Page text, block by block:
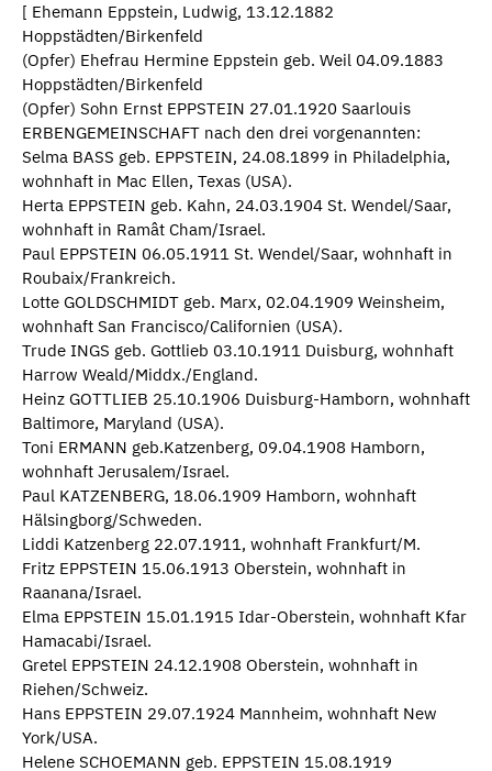
[ Ehemann Eppstein, Ludwig, 13.12.1882
Hoppstädten/Birkenfeld
(Opfer) Ehefrau Hermine Eppstein geb. Weil 04.09.1883
Hoppstädten/Birkenfeld
(Opfer) Sohn Ernst EPPSTEIN 27.01.1920 Saarlouis
ERBENGEMEINSCHAFT nach den drei vorgenannten:
Selma BASS geb. EPPSTEIN, 24.08.1899 in Philadelphia,
wohnhaft in Mac Ellen, Texas (USA).
Herta EPPSTEIN geb. Kahn, 24.03.1904 St. Wendel/Saar,
wohnhaft in Ramât Cham/Israel.
Paul EPPSTEIN 06.05.1911 St. Wendel/Saar, wohnhaft in
Roubaix/Frankreich.
Lotte GOLDSCHMIDT geb. Marx, 02.04.1909 Weinsheim,
wohnhaft San Francisco/Californien (USA).
Trude INGS geb. Gottlieb 03.10.1911 Duisburg, wohnhaft
Harrow Weald/Middx./England.
Heinz GOTTLIEB 25.10.1906 Duisburg-Hamborn, wohnhaft
Baltimore, Maryland (USA).
Toni ERMANN geb.Katzenberg, 09.04.1908 Hamborn,
wohnhaft Jerusalem/Israel.
Paul KATZENBERG, 18.06.1909 Hamborn, wohnhaft
Hälsingborg/Schweden.
Liddi Katzenberg 22.07.1911, wohnhaft Frankfurt/M.
Fritz EPPSTEIN 15.06.1913 Oberstein, wohnhaft in
Raanana/Israel.
Elma EPPSTEIN 15.01.1915 Idar-Oberstein, wohnhaft Kfar
Hamacabi/Israel.
Gretel EPPSTEIN 24.12.1908 Oberstein, wohnhaft in
Riehen/Schweiz.
Hans EPPSTEIN 29.07.1924 Mannheim, wohnhaft New
York/USA.
Helene SCHOEMANN geb. EPPSTEIN 15.08.1919